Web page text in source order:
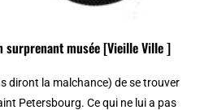
surprenant musée [Vieille Ville ]
diront la malchance) de se trouver
Petersbourg. Ce qui ne lui a pas